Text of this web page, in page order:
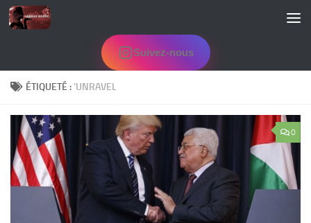
Skip to content
Suivez-nous
ÉTIQUETÉ : ‘UNRAVEL
0